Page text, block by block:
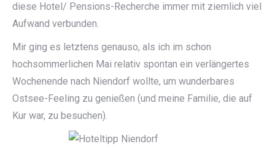
diese Hotel/ Pensions-Recherche immer mit ziemlich viel
Aufwand verbunden.
Mir ging es letztens genauso, als ich im schon
hochsommerlichen Mai relativ spontan ein verlängertes
Wochenende nach Niendorf wollte, um wunderbares
Ostsee-Feeling zu genießen (und meine Familie, die auf
Kur war, zu besuchen).